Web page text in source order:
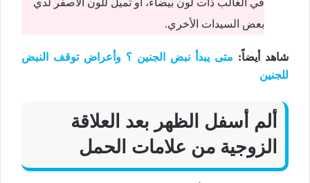
في الغالب ذات لون بيضاء، أو تميل للون الأصفر لدي
بعض السيدات الأخري.
شاهد أيضاً: متى يبدأ نبض الجنين ؟ وأعراض توقف النبض
للجنين
ألم أسفل الظهر بعد العلاقة
الزوجية من علامات الحمل